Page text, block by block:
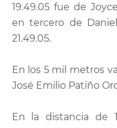
19.49.05 fue de
en tercero de
21.49.05.
En los 5 mil metros
José Emilio Patiño
En la distancia de